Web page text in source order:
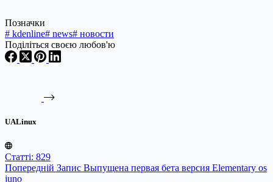
Позначки
# kdenline# news# новости
Поділіться своєю любов'ю
UALinux
Статті: 829
Попередній Запис Выпущена первая бета версия Elementary os
juno